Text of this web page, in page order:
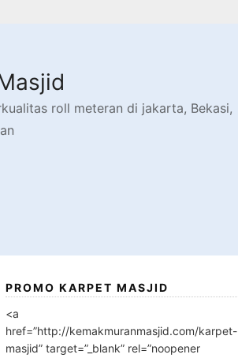
roll meteran di jakarta, Bekasi,
PROMO KARPET MASJID
<a
href=”http://kemakmuranmasjid.com/karpet-
masjid” target=”_blank” rel=”noopener